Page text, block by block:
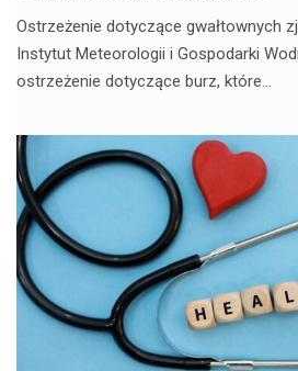
Ostrzeżenie dotyczące gwałtownych
Instytut Meteorologii i Gospodarki
ostrzeżenie dotyczące burz, które…